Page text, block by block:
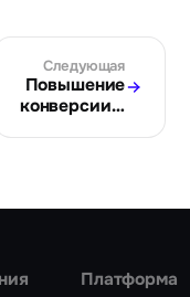
Следующая
Повышение
конверсии в
для
Платформа